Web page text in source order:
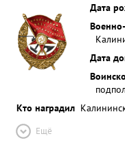
Дата
Дата
Кто наградил
Ещё